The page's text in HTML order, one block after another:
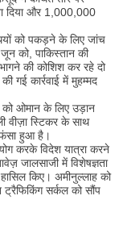
दिया और 1,000,000
को पकड़ने के लिए जांच
को, पाकिस्तान की
की कोशिश कर रहे दो
गई कार्रवाई में मुहम्मद
को ओमान के लिए उड़ान
वीज़ा स्टिकर के साथ
फंसा हुआ है।
करके विदेश यात्रा करने
जालसाजी में विशेषज्ञता
किए। अमीनुल्लाह को
ट्रैफिकिंग सर्कल को सौंप